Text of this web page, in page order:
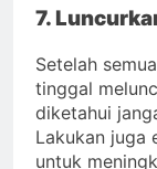
7.
Setelah
tinggal
diketahui
Lakukan juga
untuk